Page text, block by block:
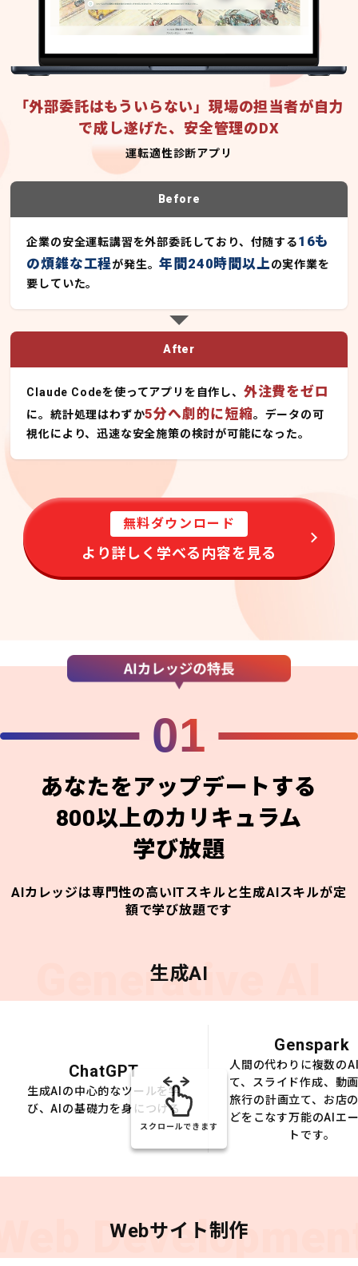
「外部委託はもういらない」現場の担当者が自力
で成し遂げた、安全管理のDX
運転適性診断アプリ
Before
企業の安全運転講習を外部委託しており、付随する16も
の煩雑な工程が発生。年間240時間以上の実作業を
要していた。
After
Claude Codeを使ってアプリを自作し、 外注費をゼロ
に。統計処理はわずか5分へ劇的に短縮。データの可
視化により、迅速な安全施策の検討が可能になった。
無料ダウンロード
より詳しく学べる内容を見る
01
あなたをアップデートする
800以上のカリキュラム
学び放題
AIカレッジは専門性の高いITスキルと生成AIスキルが定
額で学び放題です
Generative AI
生成AI
ChatGPT
生成AIの中心的なツールを学
び、AIの基礎力を身につける
Genspark
人間の代わりに複数の
て、スライド作成、動
旅行の計画立て、お店
どをこなす万能のAIエ
トです。
スクロールできます
Webサイト制作